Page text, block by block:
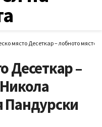
място Десеткар – лобното
Десеткар –
Пандурски